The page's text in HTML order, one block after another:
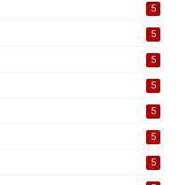
5
5
5
5
5
5
5